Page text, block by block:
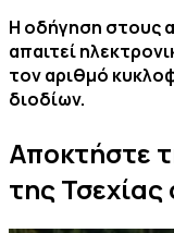
Η οδήγηση στους
απαιτεί
τον αριθμό
διοδίων.
Αποκτήστε
της Τσεχίας